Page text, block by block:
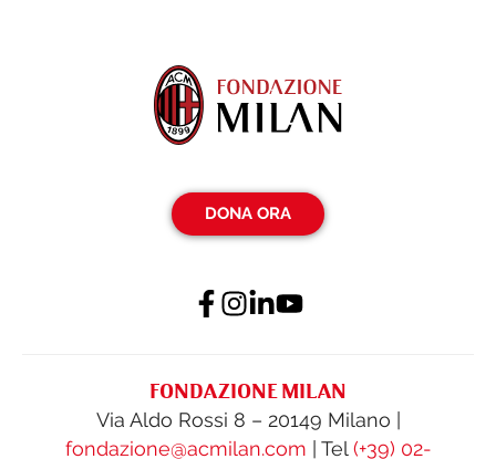
DONA ORA
FONDAZIONE MILAN
Via Aldo Rossi 8 – 20149 Milano |
fondazione@acmilan.com | Tel (+39) 02-